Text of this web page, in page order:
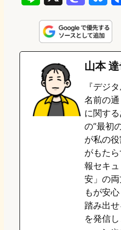
n
e
s
t
o
o
n
u
e
s
k
山本
『デジ
名前の
に関す
の”最初
が私の
がもた
報セキ
安」の
もが安
踏み出
を発信